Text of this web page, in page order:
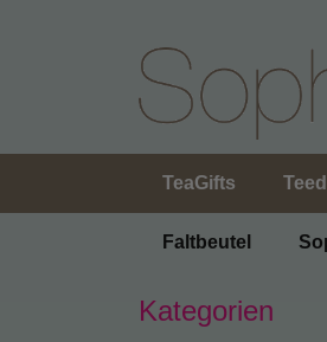
TeaGifts
Faltbeutel
Kategorien